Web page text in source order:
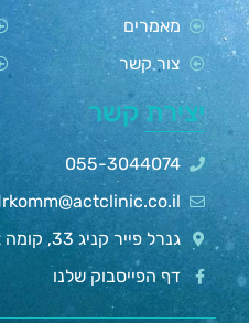
מאמרים
צור קשר
יצירת קשר
055-3044074
גנרל פייר קניג 33, קומה 2, ירושלים
דף הפייסבוק שלנו